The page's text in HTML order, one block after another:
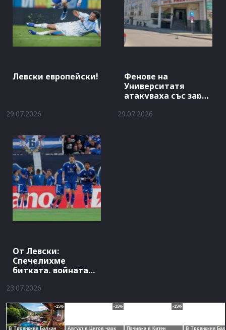
Левски европейски!
29.07.2026
Фенове на
Университатя
атакуваха със заря
29.07.2026
От Левски:
Спечелихме
битката, войната
23.07.2026